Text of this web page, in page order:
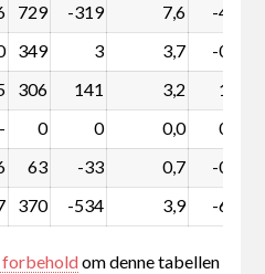
729 -319 7,6 -4,6
349 3 3,7 -0,4
306 141 3,2 1,3
- 0 0 0,0 0,0
63 -33 0,7 -0,5
370 -534 3,9 -6,7
om denne tabellen